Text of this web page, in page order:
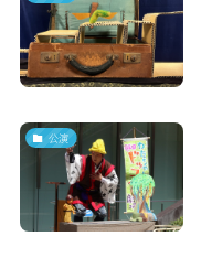
公演